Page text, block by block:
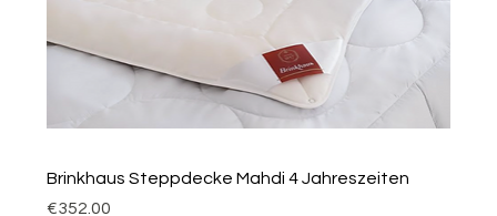
Brinkhaus Steppdecke Mahdi 4 Jahreszeiten
Price
€352.00